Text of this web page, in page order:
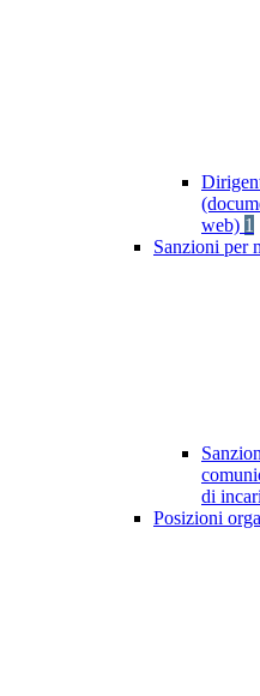
web) 1
Sanzioni per
di
Posizioni